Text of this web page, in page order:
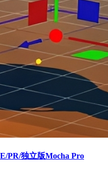
PR/独立版Mocha Pro